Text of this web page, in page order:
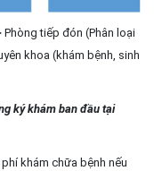
Phòng tiếp đón (Phân loại
khoa (khám bệnh, sinh
ký khám ban đầu tại
khám chữa bệnh nếu